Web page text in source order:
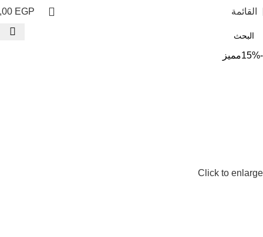
القائمة EGP
-15% مميز
Click to enlarge